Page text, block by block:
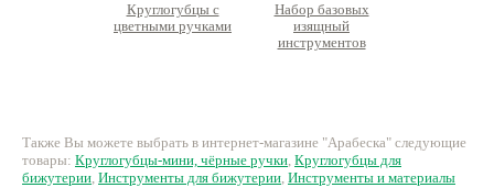
Круглогубцы с
цветными ручками
Набор базовых
изящный
инструментов
Также Вы можете выбрать в интернет-магазине "Арабеска" следующие
товары: Круглогубцы-мини, чёрные ручки, Круглогубцы для
бижутерии, Инструменты для бижутерии, Инструменты и материалы